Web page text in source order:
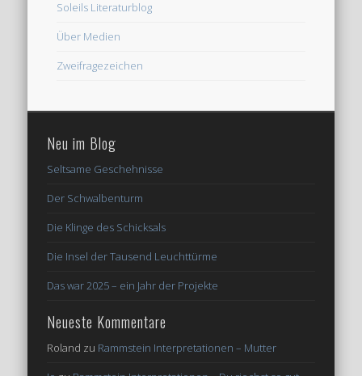
Soleils Literaturblog
Über Medien
Zweifragezeichen
Neu im Blog
Seltsame Geschehnisse
Der Schwalbenturm
Die Klinge des Schicksals
Die Insel der Tausend Leuchttürme
Das war 2025 – ein Jahr der Projekte
Neueste Kommentare
Roland zu Rammstein Interpretationen – Mutter